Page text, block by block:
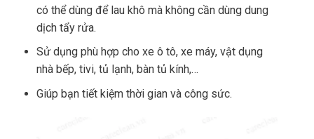
có thể dùng để lau khô mà không cần dùng dung
dịch tẩy rửa.
Sử dụng phù hợp cho xe ô tô, xe máy, vật dụng
nhà bếp, tivi, tủ lạnh, bàn tủ kính,…
Giúp bạn tiết kiệm thời gian và công sức.